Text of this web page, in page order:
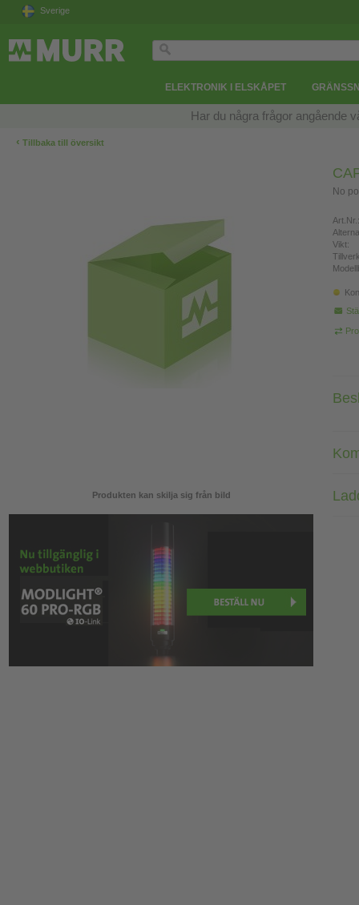
Sverige
ELEKTRONIK I ELSKÅPET
Har du några frågor angående
‹ Tillbaka till översikt
Produkten kan skilja sig från bild
No
Art.Nr.:
Vikt: